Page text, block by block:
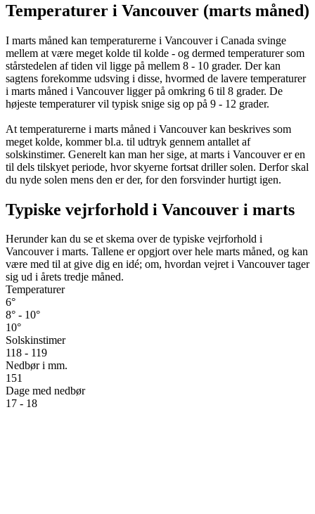
Temperaturer i Vancouver (marts måned)
I marts måned kan temperaturerne i Vancouver i Canada svinge
mellem at være meget kolde til kolde - og dermed temperaturer som
stårstedelen af tiden vil ligge på mellem 8 - 10 grader. Der kan
sagtens forekomme udsving i disse, hvormed de lavere temperaturer
i marts måned i Vancouver ligger på omkring 6 til 8 grader. De
højeste temperaturer vil typisk snige sig op på 9 - 12 grader.
At temperaturerne i marts måned i Vancouver kan beskrives som
meget kolde, kommer bl.a. til udtryk gennem antallet af
solskinstimer. Generelt kan man her sige, at marts i Vancouver er en
til dels tilskyet periode, hvor skyerne fortsat driller solen. Derfor skal
du nyde solen mens den er der, for den forsvinder hurtigt igen.
Typiske vejrforhold i Vancouver i marts
Herunder kan du se et skema over de typiske vejrforhold i
Vancouver i marts. Tallene er opgjort over hele marts måned, og kan
være med til at give dig en idé; om, hvordan vejret i Vancouver tager
sig ud i årets tredje måned.
Temperaturer
6°
8° - 10°
10°
Solskinstimer
118 - 119
Nedbør i mm.
151
Dage med nedbør
17 - 18